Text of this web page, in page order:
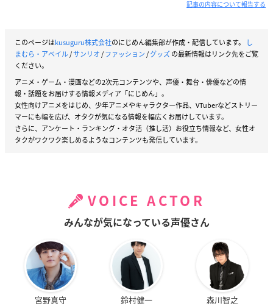
記事の内容について報告する
このページはkusuguru株式会社のにじめん編集部が作成・配信しています。
し
まむら・アベイル/サンリオ/ファッション/グッズの最新情報はリンク先をご覧
ください。
アニメ・ゲーム・漫画などの2次元コンテンツや、声優・舞台・俳優などの情
報・話題をお届けする情報メディア「にじめん」。
女性向けアニメをはじめ、少年アニメやキャラクター作品、VTuberなどストリー
マーにも幅を広げ、オタクが気になる情報を幅広くお届けしています。
さらに、アンケート・ランキング・オタ活（推し活）お役立ち情報など、女性オ
タクがワクワク楽しめるようなコンテンツも発信しています。
VOICE ACTOR
みんなが気になっている声優さん
宮野真守 鈴村健一 森川智之